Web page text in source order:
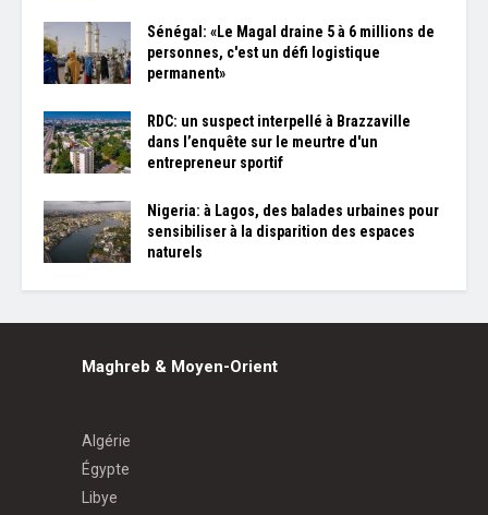
Sénégal: «Le Magal draine 5 à 6 millions de
personnes, c'est un défi logistique
permanent»
RDC: un suspect interpellé à Brazzaville
dans l’enquête sur le meurtre d'un
entrepreneur sportif
Nigeria: à Lagos, des balades urbaines pour
sensibiliser à la disparition des espaces
naturels
Maghreb & Moyen-Orient
Algérie
Égypte
Libye